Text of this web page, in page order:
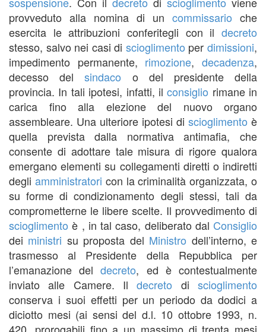
provveduto alla nomina di un commissario che
esercita le attribuzioni conferitegli con il decreto
stesso, salvo nei casi di scioglimento perdimissioni,
impedimento permanente, rimozione,decadenza,
decesso delsindaco o del presidente della
provincia. In tali ipotesi, infatti, ilconsiglio rimane in
carica fino alla elezione del nuovo organo
assembleare. Una ulteriore ipotesi di scioglimento è
quella prevista dalla normativa antimafia, che
consente di adottare tale misura di rigore qualora
emergano elementi su collegamenti diretti o indiretti
degli amministratori con la criminalità organizzata, o
su forme di condizionamento degli stessi, tali da
comprometterne le libere scelte. Il provvedimento di
scioglimento è , in tal caso, deliberato dal Consiglio
dei ministri su proposta del Ministro dell’interno, e
trasmesso al Presidente della Repubblica per
l’emanazione deldecreto, ed è contestualmente
inviato alle Camere. Ildecreto discioglimento
conserva i suoi effetti per un periodo da dodici a
diciotto mesi (ai sensi del d.l. 10 ottobre 1993, n.
420, prorogabili fino a un massimo di trenta mesi